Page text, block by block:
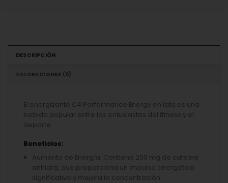
DESCRIPCIÓN
VALORACIONES (0)
El energizante C4 Performance Energy en lata es una
bebida popular entre los entusiastas del fitness y el
deporte.
Beneficios:
Aumento de Energía: Contiene 200 mg de cafeína
anhidra, que proporciona un impulso energético
significativo y mejora la concentración.